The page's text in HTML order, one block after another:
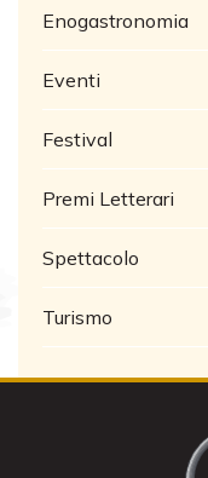
Enogastronomia
Eventi
Festival
Premi Letterari
Spettacolo
Turismo